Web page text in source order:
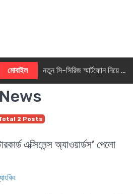
মোবাইল নতুন সি-সিরিজ স্মার্টফোন নিয়ে আসছে রিয়েলমি
News
2 Posts
এক্সিলেন্স অ্যাওয়ার্ডস’ পেলো